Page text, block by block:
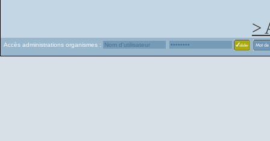
>
Accès administrations organismes :